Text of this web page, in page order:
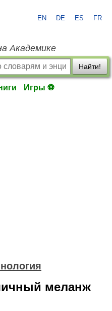
EN DE ES FR
Академике
Найти!
Игры ⚽
меланж